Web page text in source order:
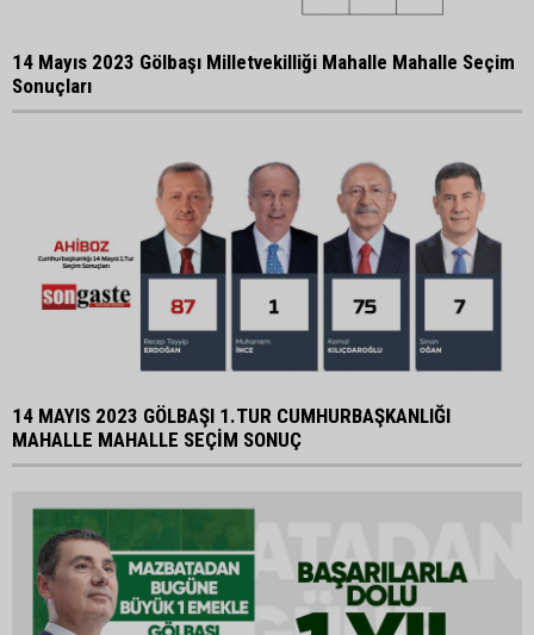
14 Mayıs 2023 Gölbaşı Milletvekilliği Mahalle Mahalle Seçim
Sonuçları
14 MAYIS 2023 GÖLBAŞI 1.TUR CUMHURBAŞKANLIĞI
MAHALLE MAHALLE SEÇİM SONUÇ